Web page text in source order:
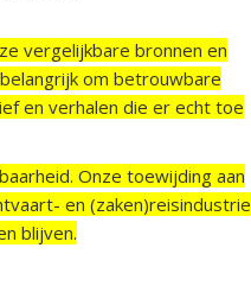
vergelijkbare bronnen en
om betrouwbare
en verhalen die er echt toe
Onze toewijding aan
en (zaken)reisindustrie
blijven.